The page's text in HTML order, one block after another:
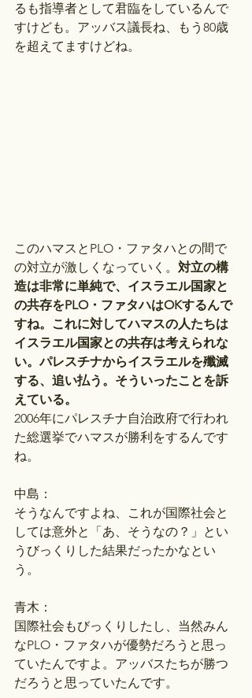
るも指導者として君臨をしているんで
すけども。アッバス議長ね、もう80歳
を超えてますけどね。
このハマスとPLO・ファタハとの間で
の対立が激しくなっていく。 対立の構
造は非常に単純で、イスラエル国家と
の共存をPLO・ファタハはOKするんで
すね。これに対してハマスの人たちは
イスラエル国家との共存は考えられな
い。パレスチナからイスラエルを殲滅
する、追い払う。そういったことを訴
えている。
2006年にパレスチナ自治政府で行われ
た総選挙でハマスが勝利をするんです
ね。
中島：
そうなんですよね、これが国際社会と
しては意外と「あ、そうなの？」とい
うびっくりした結果だったかなとい
う。
青木：
国際社会もびっくりしたし、当然みん
なPLO・ファタハが優勢だろうと思っ
ていたんですよ。アッバスたちが勝つ
だろうと思っていたんです。